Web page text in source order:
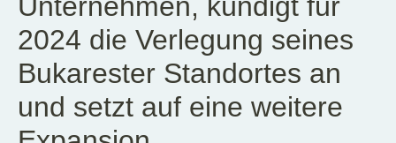
2024 die Verlegung seines
Bukarester Standortes an
und setzt auf eine weitere